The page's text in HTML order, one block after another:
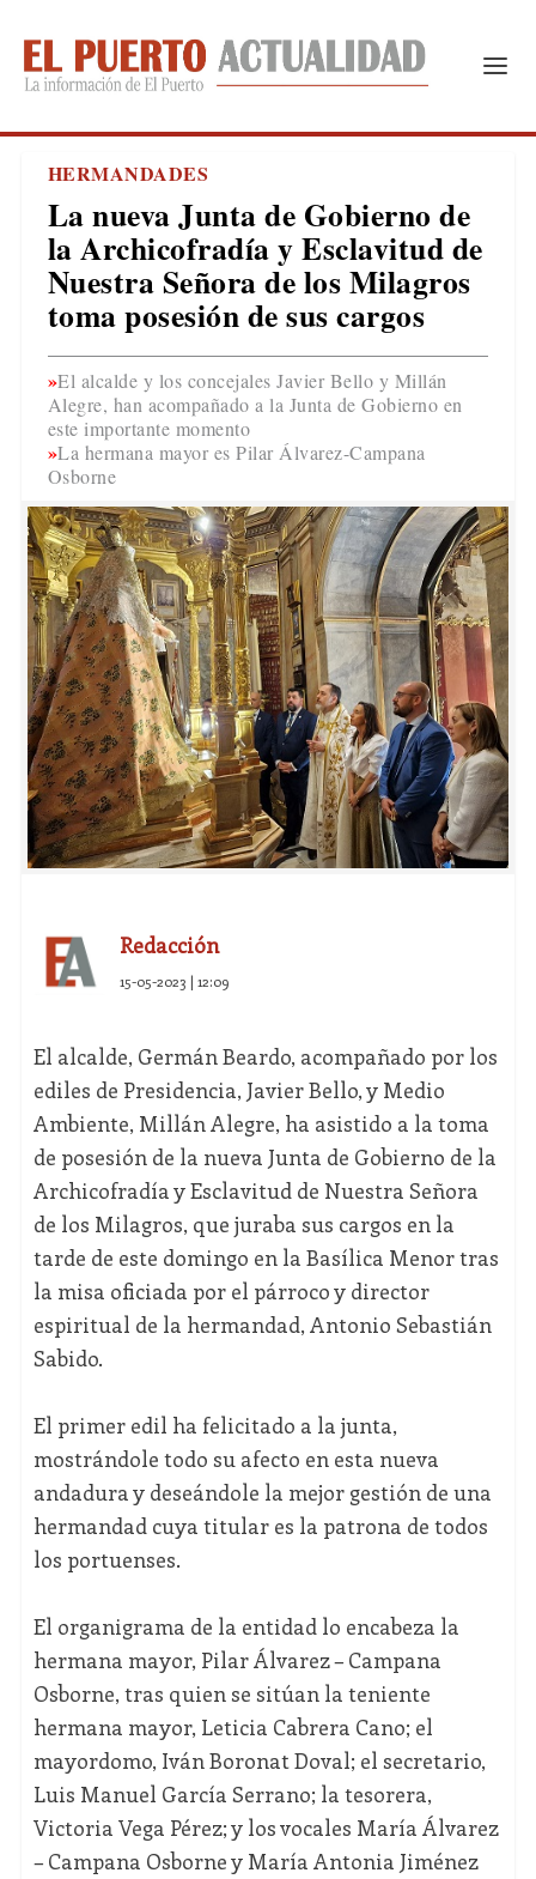
HERMANDADES
La nueva Junta de Gobierno de
la Archicofradía y Esclavitud de
Nuestra Señora de los Milagros
toma posesión de sus cargos
El alcalde y los concejales Javier Bello y Millán
Alegre, han acompañado a la Junta de Gobierno en
este importante momento
La hermana mayor es Pilar Álvarez-Campana
Osborne
Redacción
15-05-2023 | 12:09
El alcalde, Germán Beardo, acompañado por los
ediles de Presidencia, Javier Bello, y Medio
Ambiente, Millán Alegre, ha asistido a la toma
de posesión de la nueva Junta de Gobierno de la
Archicofradía y Esclavitud de Nuestra Señora
de los Milagros, que juraba sus cargos en la
tarde de este domingo en la Basílica Menor tras
la misa oficiada por el párroco y director
espiritual de la hermandad, Antonio Sebastián
Sabido.
El primer edil ha felicitado a la junta,
mostrándole todo su afecto en esta nueva
andadura y deseándole la mejor gestión de una
hermandad cuya titular es la patrona de todos
los portuenses.
El organigrama de la entidad lo encabeza la
hermana mayor, Pilar Álvarez – Campana
Osborne, tras quien se sitúan la teniente
hermana mayor, Leticia Cabrera Cano; el
mayordomo, Iván Boronat Doval; el secretario,
Luis Manuel García Serrano; la tesorera,
Victoria Vega Pérez; y los vocales María Álvarez
– Campana Osborne y María Antonia Jiménez